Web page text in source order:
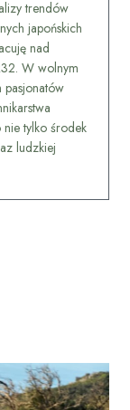
trendów
japońskich
nad
W wolnym
pasjonatów
tylko środek
ludzkiej